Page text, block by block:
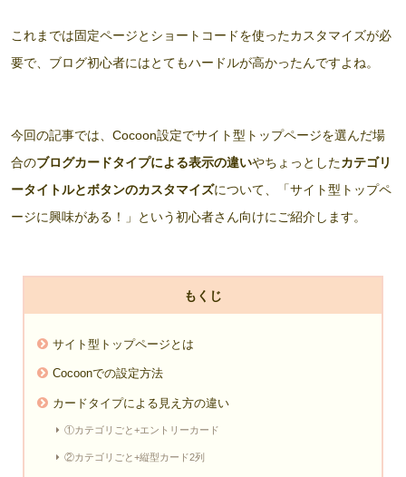
これまでは固定ページとショートコードを使ったカスタマイズが必
要で、ブログ初心者にはとてもハードルが高かったんですよね。
今回の記事では、Cocoon設定でサイト型トップページを選んだ場
合のブログカードタイプによる表示の違いやちょっとしたカテゴリ
ータイトルとボタンのカスタマイズについて、「サイト型トップペ
ージに興味がある！」という初心者さん向けにご紹介します。
もくじ
サイト型トップページとは
Cocoonでの設定方法
カードタイプによる見え方の違い
①カテゴリごと+エントリーカード
②カテゴリごと+縦型カード2列